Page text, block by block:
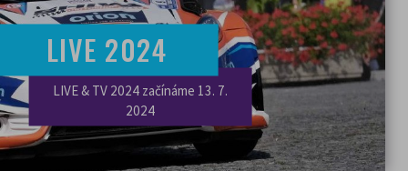
LIVE 2024
LIVE & TV 2024 začínáme 13. 7.
2024